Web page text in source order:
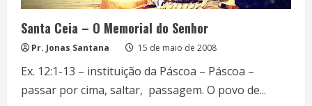
Santa Ceia – O Memorial do Senhor
Pr. Jonas Santana 15 de maio de 2008
Ex. 12:1-13 – instituição da Páscoa – Páscoa –
passar por cima, saltar, passagem. O povo de...